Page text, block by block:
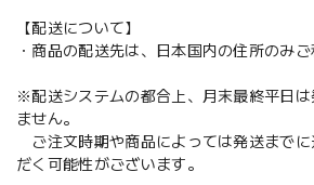
【配送について】
・商品の配送先は、日本国内の住所のみご
※配送システムの都合上、月末最終平日は
ません。
ご注文時期や商品によっては発送までに
だく可能性がございます。